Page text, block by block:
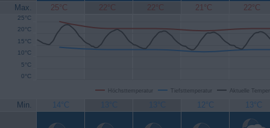
Max. 25°C 22°C 22°C 21°C 22°C
Höchsttemperatur Tiefsttemperatur Aktuelle
0°C
5°C
10°C
15°C
20°C
25°C
Min. 14°C 13°C 13°C 12°C 13°C